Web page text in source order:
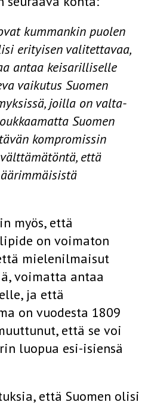
kummankin puolen
erityisen valitettavaa,
antaa keisarilliselle
vaikutus Suomen
joilla on valta­
Suomen
kom­promissin
että
myös, että
on voimaton
mielenilmaisut
voi­matta antaa
ja että
on vuodesta 1809
että se voi
luopua esi-isiensä
että Suomen olisi